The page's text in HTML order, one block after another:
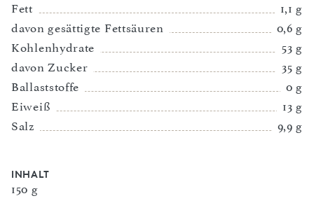
Fett
1,1 g
davon gesättigte Fettsäuren
0,6 g
Kohlenhydrate
53 g
davon Zucker
35 g
Ballaststoffe
0 g
Eiweiß
13 g
Salz
9,9 g
INHALT
150 g